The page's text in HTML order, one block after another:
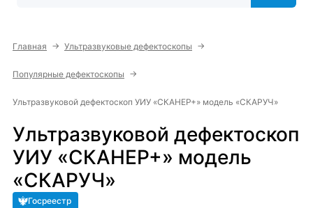
Главная → Ультразвуковые дефектоскопы →
Популярные дефектоскопы →
Ультразвуковой дефектоскоп УИУ «СКАНЕР+» модель «СКАРУЧ»
Ультразвуковой дефектоскоп
УИУ «СКАНЕР+» модель
«СКАРУЧ»
Госреестр